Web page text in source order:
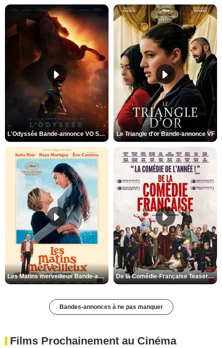
L'Odyssée Bande-annonce VO STFR Le Triangle d'or Bande-annonce VF
Les Matins merveilleux Bande-annonce VF De la Comédie-Française Teaser VF
Bandes-annonces à ne pas manquer
Films Prochainement au Cinéma